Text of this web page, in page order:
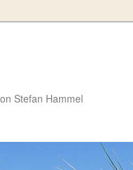
Stefan Hammel